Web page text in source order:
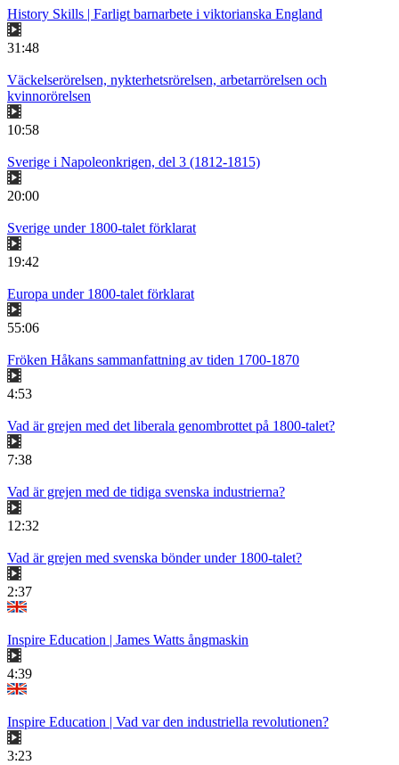
History Skills | Farligt barnarbete i viktorianska England
31:48
Väckelserörelsen, nykterhetsrörelsen, arbetarrörelsen och
kvinnorörelsen
10:58
Sverige i Napoleonkrigen, del 3 (1812-1815)
20:00
Sverige under 1800-talet förklarat
19:42
Europa under 1800-talet förklarat
55:06
Fröken Håkans sammanfattning av tiden 1700-1870
4:53
Vad är grejen med det liberala genombrottet på 1800-talet?
7:38
Vad är grejen med de tidiga svenska industrierna?
12:32
Vad är grejen med svenska bönder under 1800-talet?
2:37
Inspire Education | James Watts ångmaskin
4:39
Inspire Education | Vad var den industriella revolutionen?
3:23